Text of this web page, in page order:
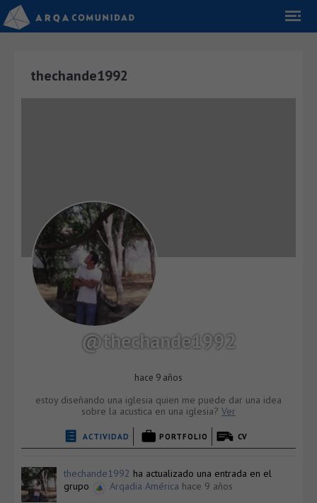
thechande1992
@thechande1992
hace 9 años
estoy diseñando una iglesia quien me puede dar una idea
sobre la acustica en una iglesia? Ver
ACTIVIDAD PORTFOLIO CV
thechande1992 ha actualizado una entrada en el
grupo
Arqadia América hace 9 años